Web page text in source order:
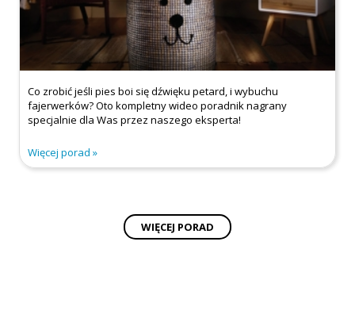
Co zrobić jeśli pies boi się dźwięku petard, i wybuchu
fajerwerków? Oto kompletny wideo poradnik nagrany
specjalnie dla Was przez naszego eksperta!
Więcej porad
WIĘCEJ PORAD